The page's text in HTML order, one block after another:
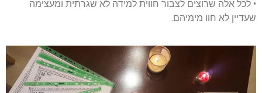
• לכל אלה שרוצים לצבור חווית למידה לא שגרתית ומעצימה
שעדיין לא חוו מימיהם.